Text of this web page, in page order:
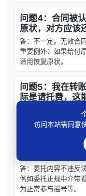
问题4：合同被
原状，对方应该
答：不一定。无效合
重要例外：如果给付
适用恢复原状。
问题5：我在转
际是请托费，这
答：法院会结合聊天
真实法律关系，仅凭
问题6：哪些委
答：委托内容不违反
例如委托正规中介带
为正常参与摇号等。
访问本站需同意